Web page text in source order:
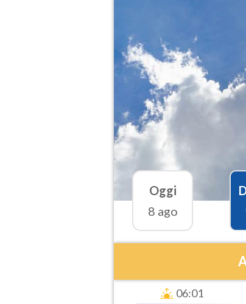
Oggi
8 ago
06:01